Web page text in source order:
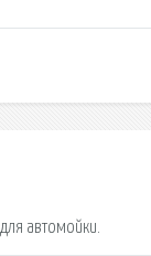
автомойки.